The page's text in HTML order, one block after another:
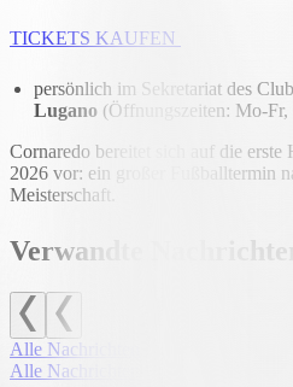
TICKETS KAUFEN ︎
persönlich im Sekretariat des
Lugano (Öffnungszeiten: Mo-
Cornaredo bereitet sich auf die erste
2026 vor: ein großer Fußballtermin
Meisterschaft.
Verwandte Nachrichten
Alle Nachrichten
Alle Nachrichten